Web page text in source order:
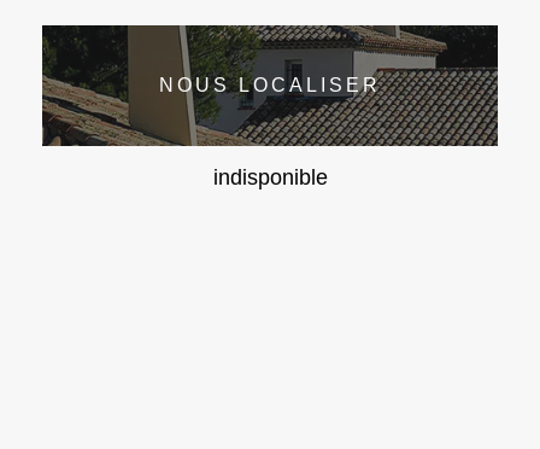
NOUS LOCALISER
indisponible